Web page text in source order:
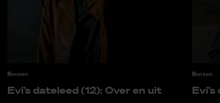
Mensen
Evi’s da­te­leed (12): Over en uit
Mensen